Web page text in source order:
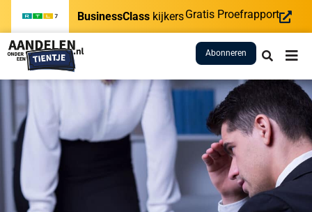
BusinessClass kijkersGratis Proefrapport
Abonneren